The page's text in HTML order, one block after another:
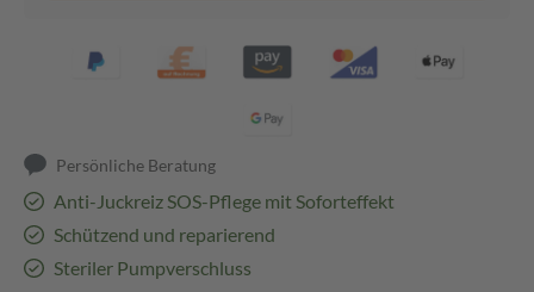
Persönliche Beratung
Anti-Juckreiz SOS-Pflege mit Soforteffekt
Schützend und reparierend
Steriler Pumpverschluss